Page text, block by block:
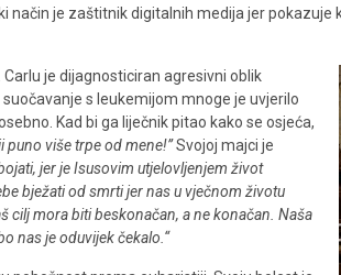
način je zaštitnik digitalnih medija jer
je dijagnosticiran agresivni oblik
s leukemijom mnoge je uvjerilo
Kad bi ga liječnik pitao kako se osjeća,
puno više trpe od mene!”Svojoj majci je
jer je Isusovim utjelovljenjem život
bježati od smrti jer nas u vječnom životu
cilj mora biti beskonačan, a ne konačan. Naša
nas je oduvijek čekalo.“